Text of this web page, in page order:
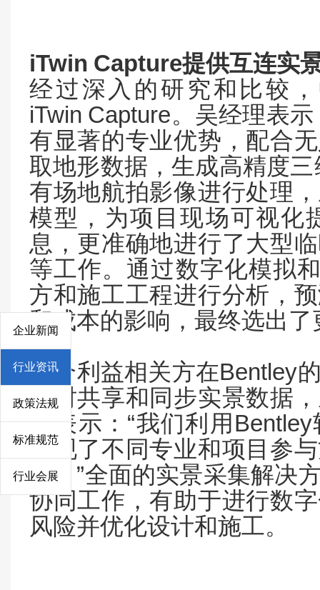
企业新闻
行业资讯
政策法规
标准规范
行业会展
iTwin Capture提供互连实
经过深入的研究和比较
iTwin Capture。吴经理表示
有显著的专业优势，配合
取地形数据，生成高精度
有场地航拍影像进行处理
模型，为项目现场可视化
息，更准确地进行了大型
等工作。通过数字化模拟
方和施工工程进行分析，
和成本的影响，最终选出了
多个利益相关方在Bentley
实时共享和同步实景数据
生表示： “我们利用 Bentley
实现了不同专业和项目参
新。 ”全面的实景采集解决
协同工作，有助于进行数
风险并优化设计和施工。